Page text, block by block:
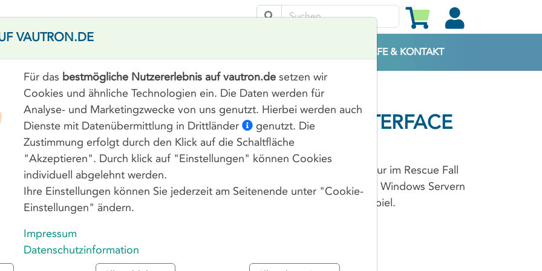
HILFE & KONTAKT
PLATFORM MANAGEMENT INTERFACE
verschiedene, weiter unten genauer aufgeführte Features, bietet IPMI nicht nur im Rescue Fall
Möglichkeit zur schnellen Problembehebung. Auch die Administration von Windows Servern
Funktionen wie grafische RemoteConsole und VirtualMedia zum Kinderspiel.
VAUTRON.DE
Für das bestmögliche Nutzererlebnis auf vautron.desetzen wir
Cookies und ähnliche Technologien ein. Die Daten werden für
Analyse- und Marketingzwecke von uns genutzt. Hierbei werden auch
Dienste mit Datenübermittlung in Drittländer
genutzt. Die
Zustimmung erfolgt durch den Klick auf die Schaltfläche
"Akzeptieren". Durch klick auf "Einstellungen" können Cookies
individuell abgelehnt werden.
Ihre Einstellungen können Sie jederzeit am Seitenende unter "Cookie-
Einstellungen" ändern.
Impressum
Datenschutzinformation